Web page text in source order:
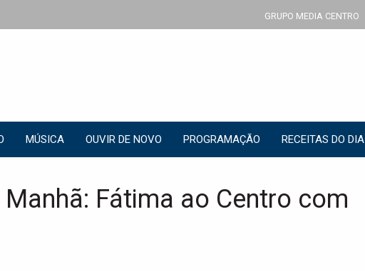
GRUPO MEDIA CENTRO
MÚSICA OUVIR DE NOVO PROGRAMAÇÃO RECEITAS DO DIA
Fátima ao Centro com